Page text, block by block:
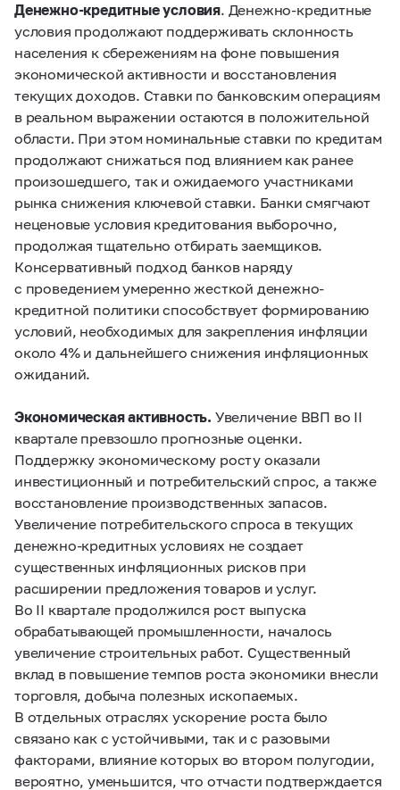
Денежно-кредитные условия. Денежно-кредитные
условия продолжают поддерживать склонность
населения к сбережениям на фоне повышения
экономической активности и восстановления
текущих доходов. Ставки по банковским операциям
в реальном выражении остаются в положительной
области. При этом номинальные ставки по кредитам
продолжают снижаться под влиянием как ранее
произошедшего, так и ожидаемого участниками
рынка снижения ключевой ставки. Банки смягчают
неценовые условия кредитования выборочно,
продолжая тщательно отбирать заемщиков.
Консервативный подход банков наряду
с проведением умеренно жесткой денежно-
кредитной политики способствует формированию
условий, необходимых для закрепления инфляции
около 4% и дальнейшего снижения инфляционных
ожиданий.
Экономическая активность. Увеличение ВВП во II
квартале превзошло прогнозные оценки.
Поддержку экономическому росту оказали
инвестиционный и потребительский спрос, а также
восстановление производственных запасов.
Увеличение потребительского спроса в текущих
денежно-кредитных условиях не создает
существенных инфляционных рисков при
расширении предложения товаров и услуг.
Во II квартале продолжился рост выпуска
обрабатывающей промышленности, началось
увеличение строительных работ. Существенный
вклад в повышение темпов роста экономики внесли
торговля, добыча полезных ископаемых.
В отдельных отраслях ускорение роста было
связано как с устойчивыми, так и с разовыми
факторами, влияние которых во втором полугодии,
вероятно, уменьшится, что отчасти подтверждается